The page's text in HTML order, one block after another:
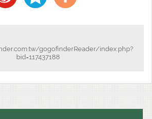
gogofinderReader/index.php?
bid=117437188